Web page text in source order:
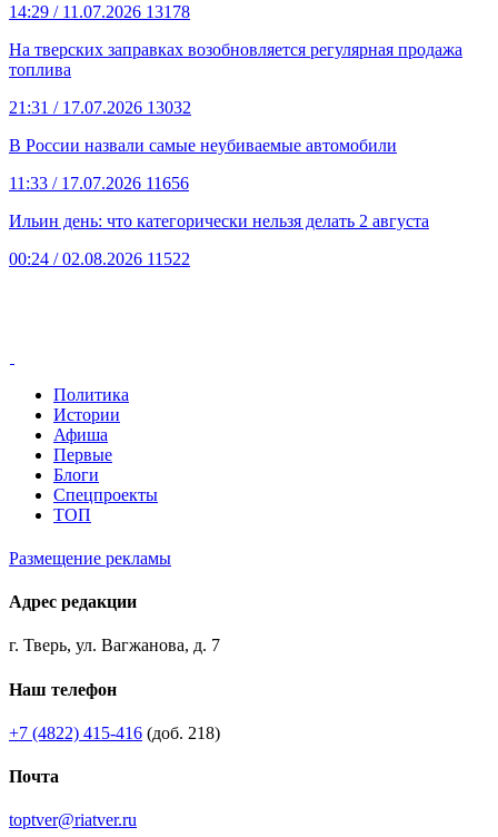
14:29 / 11.07.2026 13178
На тверских заправках возобновляется регулярная продажа
топлива
21:31 / 17.07.2026 13032
В России назвали самые неубиваемые автомобили
11:33 / 17.07.2026 11656
Ильин день: что категорически нельзя делать 2 августа
00:24 / 02.08.2026 11522
Политика
Истории
Афиша
Первые
Блоги
Спецпроекты
ТОП
Размещение рекламы
Адрес редакции
г. Тверь, ул. Вагжанова, д. 7
Наш телефон
+7 (4822) 415-416 (доб. 218)
Почта
toptver@riatver.ru